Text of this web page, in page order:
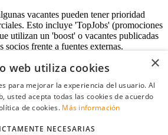
vacantes pueden tener prioridad
Esto incluye 'TopJobs' (promociones
utilizan un 'boost' o vacantes publicadas
socios frente a fuentes externas.
×
web utiliza cookies
para mejorar la experiencia del usuario. Al
usted acepta todas las cookies de acuerdo
de cookies. Más información
NECESARIAS